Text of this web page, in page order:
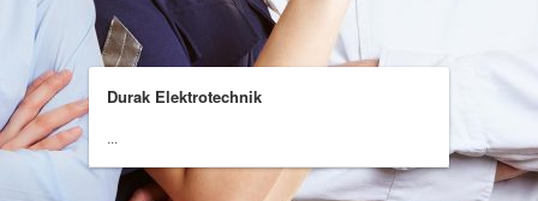
Durak Elektrotechnik
...